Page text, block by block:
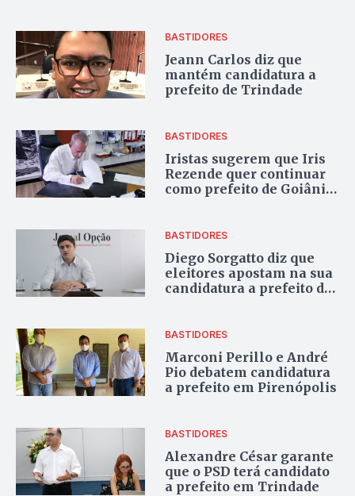
BASTIDORES
Jeann Carlos diz que
mantém candidatura a
prefeito de Trindade
BASTIDORES
Iristas sugerem que Iris
Rezende quer continuar
como prefeito de Goiânia.
BASTIDORES
Diego Sorgatto diz que
eleitores apostam na sua
candidatura a prefeito de
BASTIDORES
Marconi Perillo e André
Pio debatem candidatura
a prefeito em Pirenópolis
BASTIDORES
Alexandre César garante
que o PSD terá candidato
a prefeito em Trindade